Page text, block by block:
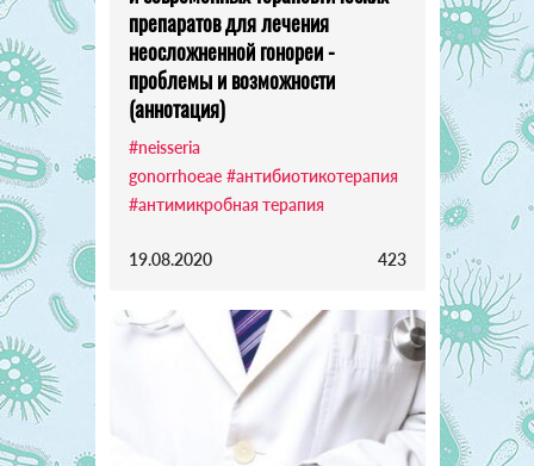
препаратов для лечения
неосложненной гонореи -
проблемы и возможности
(аннотация)
#neisseria
gonorrhoeae #антибиотикотерапия
#антимикробная терапия
19.08.2020 423